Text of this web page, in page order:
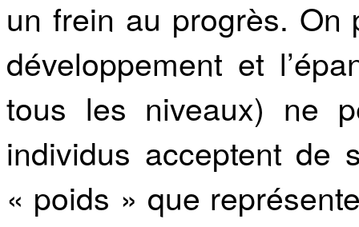
un frein au progrès.
développement et
tous les niveaux) ne
individus acceptent de
« poids » que